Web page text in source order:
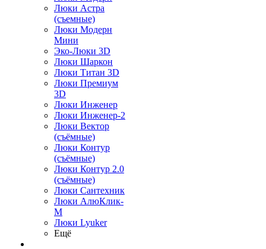
Люки Астра
(съемные)
Люки Модерн
Мини
Эко-Люки 3D
Люки Шаркон
Люки Титан 3D
Люки Премиум
3D
Люки Инженер
Люки Инженер-2
Люки Вектор
(съёмные)
Люки Контур
(съёмные)
Люки Контур 2.0
(съёмные)
Люки Сантехник
Люки АлюКлик-
М
Люки Lyuker
Ещё